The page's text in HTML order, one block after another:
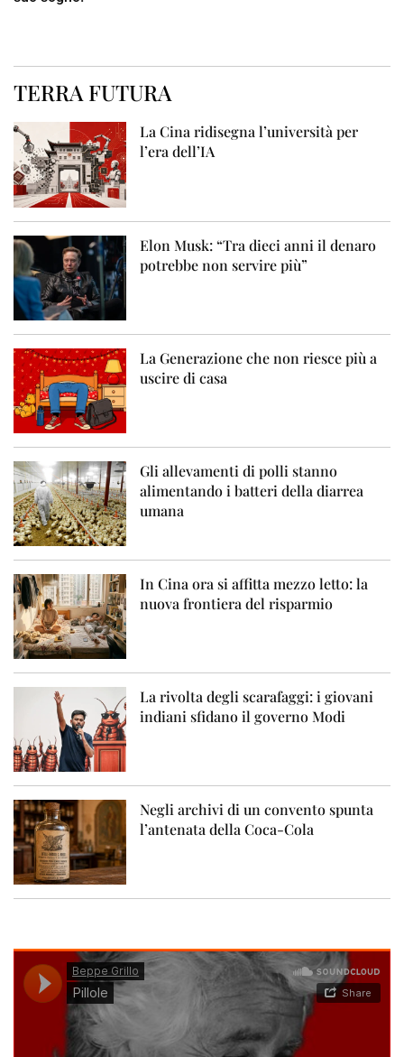
TERRA FUTURA
La Cina ridisegna l’università per
l’era dell’IA
Elon Musk: “Tra dieci anni il denaro
potrebbe non servire più”
La Generazione che non riesce più a
uscire di casa
Gli allevamenti di polli stanno
alimentando i batteri della diarrea
umana
In Cina ora si affitta mezzo letto: la
nuova frontiera del risparmio
La rivolta degli scarafaggi: i giovani
indiani sfidano il governo Modi
Negli archivi di un convento spunta
l’antenata della Coca-Cola